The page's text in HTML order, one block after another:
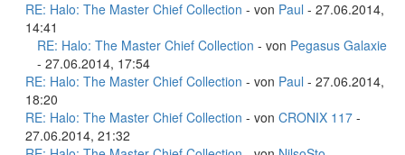
RE: Halo: The Master Chief Collection - von Paul - 27.06.2014,
14:41
RE: Halo: The Master Chief Collection - von Pegasus Galaxie
- 27.06.2014, 17:54
RE: Halo: The Master Chief Collection - von Paul - 27.06.2014,
18:20
RE: Halo: The Master Chief Collection - von CRONIX 117 -
27.06.2014, 21:32